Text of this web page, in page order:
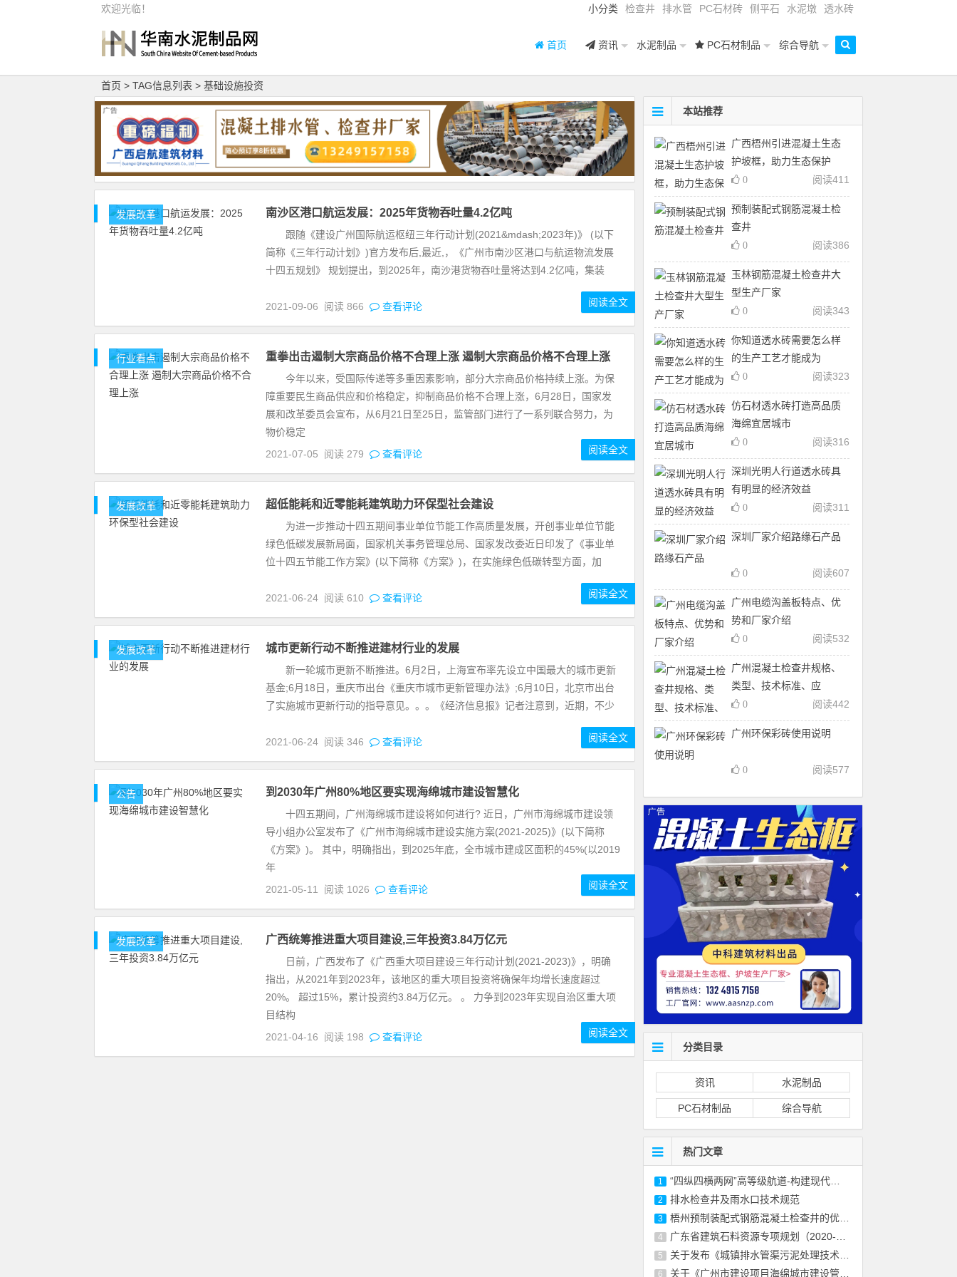
欢迎光临！ 小分类 检查井 排水管 PC石材砖 侧平石 水泥墩 透水砖
首页 资讯 水泥制品 PC石材制品 综合导航
首页 > TAG信息列表 > 基础设施投资
发展改革 南沙区港口航运发展：2025年货物吞吐量4.2亿吨
跟随《建设广州国际航运枢纽三年行动计划(2021&mdash;2023年)》 (以下
简称《三年行动计划》)官方发布后,最近,，《广州市南沙区港口与航运物流发展
十四五规划》 规划提出，到2025年，南沙港货物吞吐量将达到4.2亿吨，集装
2021-09-06 阅读 866 查看评论 阅读全文
行业看点 重拳出击遏制大宗商品价格不合理上涨 遏制大宗商品价格不合理上涨
今年以来，受国际传递等多重因素影响，部分大宗商品价格持续上涨。为保
障重要民生商品供应和价格稳定，抑制商品价格不合理上涨，6月28日，国家发
展和改革委员会宣布，从6月21日至25日，监管部门进行了一系列联合努力，为
物价稳定
2021-07-05
阅读 279 查看评论 阅读全文
发展改革 超低能耗和近零能耗建筑助力环保型社会建设
为进一步推动十四五期间事业单位节能工作高质量发展，开创事业单位节能
绿色低碳发展新局面，国家机关事务管理总局、国家发改委近日印发了《事业单
位十四五节能工作方案》(以下简称《方案》)，在实施绿色低碳转型方面，加
2021-06-24 阅读 610 查看评论 阅读全文
发展改革 城市更新行动不断推进建材行业的发展
新一轮城市更新不断推进。6月2日，上海宣布率先设立中国最大的城市更新
基金;6月18日，重庆市出台《重庆市城市更新管理办法》;6月10日，北京市出台
了实施城市更新行动的指导意见。。。《经济信息报》记者注意到，近期，不少
2021-06-24 阅读 346 查看评论 阅读全文
公告 到2030年广州80%地区要实现海绵城市建设智慧化
十四五期间，广州海绵城市建设将如何进行? 近日，广州市海绵城市建设领
导小组办公室发布了《广州市海绵城市建设实施方案(2021-2025)》(以下简称
《方案》)。 其中，明确指出，到2025年底，全市城市建成区面积的45%(以2019
年
2021-05-11
阅读 1026 查看评论 阅读全文
发展改革 广西统筹推进重大项目建设,三年投资3.84万亿元
日前，广西发布了《广西重大项目建设三年行动计划(2021-2023)》，明确
指出，从2021年到2023年，该地区的重大项目投资将确保年均增长速度超过
20%。 超过15%，累计投资约3.84万亿元。 。 力争到2023年实现自治区重大项
目结构
2021-04-16
阅读 198 查看评论 阅读全文
本站推荐
广西梧州引进混凝土生态
护坡框，助力生态保护
阅读411
0
预制装配式钢筋混凝土检
查井
阅读386
0
玉林钢筋混凝土检查井大
型生产厂家
阅读343
0
你知道透水砖需要怎么样
的生产工艺才能成为
阅读323
0
仿石材透水砖打造高品质
海绵宜居城市
阅读316
0
深圳光明人行道透水砖具
有明显的经济效益
阅读311
0
深圳厂家介绍路缘石产品
阅读607
0
广州电缆沟盖板特点、优
势和厂家介绍
阅读532
0
广州混凝土检查井规格、
类型、技术标准、应
阅读442
0
广州环保彩砖使用说明
阅读577
0
分类目录
资讯 水泥制品
PC石材制品 综合导航
热门文章
1 “四纵四横两网”高等级航道-构建现代化水
2 排水检查井及雨水口技术规范
3 梧州预制装配式钢筋混凝土检查井的优缺点
4 广东省建筑石料资源专项规划（2020-2030年）
5 关于发布《城镇排水管渠污泥处理技术规程》
6 关于《广州市建设项目海绵城市建设管控指标